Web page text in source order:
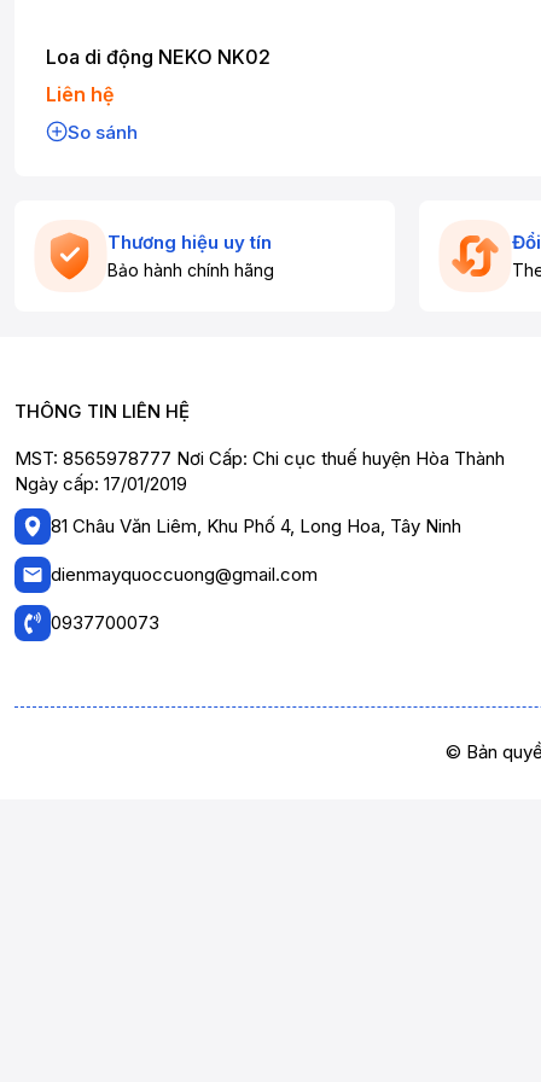
Loa di động NEKO NK02
Liên hệ
So sánh
Thương hiệu uy tín
Bảo hành chính hãng
THÔNG TIN LIÊN HỆ
MST: 8565978777 Nơi Cấp: Chi cục thuế huyện Hòa Thành
Ngày cấp: 17/01/2019
81 Châu Văn Liêm, Khu Phố 4, Long Hoa, Tây Ninh
dienmayquoccuong@gmail.com
0937700073
© Bản